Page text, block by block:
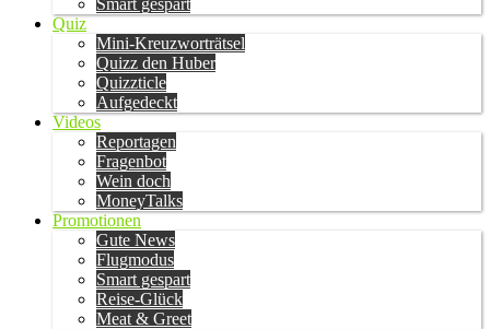
Smart gespart
Quiz
Mini-Kreuzworträtsel
Quizz den Huber
Quizzticle
Aufgedeckt
Videos
Reportagen
Fragenbot
Wein doch
MoneyTalks
Promotionen
Gute News
Flugmodus
Smart gespart
Reise-Glück
Meat & Greet